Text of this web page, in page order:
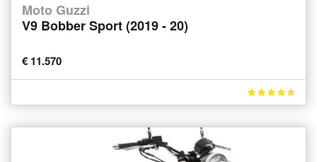
Moto Guzzi
V9 Bobber Sport (2019 - 20)
€ 11.570